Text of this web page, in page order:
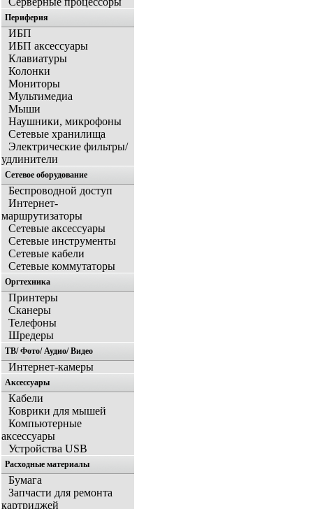
Периферия
ИБП
ИБП аксессуары
Клавиатуры
Колонки
Мониторы
Мультимедиа
Мыши
Наушники, микрофоны
Сетевые хранилища
Электрические фильтры/
удлинители
Сетевое оборудование
Беспроводной доступ
Интернет-
маршрутизаторы
Сетевые аксессуары
Сетевые инструменты
Сетевые кабели
Сетевые коммутаторы
Оргтехника
Принтеры
Сканеры
Телефоны
Шредеры
ТВ/ Фото/ Аудио/ Видео
Интернет-камеры
Аксессуары
Кабели
Коврики для мышей
Компьютерные
аксессуары
Устройства USB
Расходные материалы
Бумага
Запчасти для ремонта
картриджей